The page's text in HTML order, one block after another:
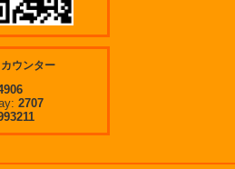
カウンター
2707